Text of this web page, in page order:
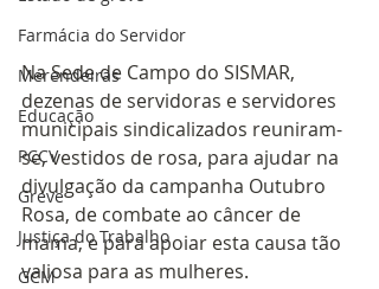
Farmácia do Servidor
Merendeiras
Educação
PCCV
Greve
Justiça do Trabalho
GCM
Na Sede de Campo do SISMAR,
dezenas de servidoras e servidores
municipais sindicalizados reuniram-
se, vestidos de rosa, para ajudar na
divulgação da campanha Outubro
Rosa, de combate ao câncer de
mama, e para apoiar esta causa tão
valiosa para as mulheres.